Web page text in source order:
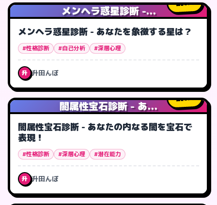
メンヘラ惑星診断 -...
0人
メンヘラ惑星診断 - あなたを象徴する星は？
#性格診断 #自己分析 #深層心理
升 升田んぼ
闇属性宝石診断 - あ...
6人
闇属性宝石診断 - あなたの内なる闇を宝石で
表現！
#性格診断 #深層心理 #潜在能力
升 升田んぼ